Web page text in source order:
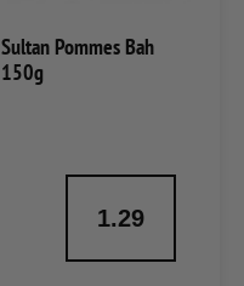
Sultan Pommes Bah
150g
1.29